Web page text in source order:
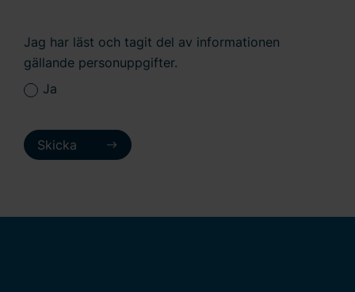
Jag har läst och tagit del av informationen
gällande personuppgifter.
Ja
Skicka